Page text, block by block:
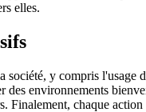
elles.
y compris
environnements
Finalement, chaque